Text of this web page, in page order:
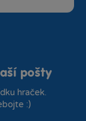
pošty
hraček.
:)